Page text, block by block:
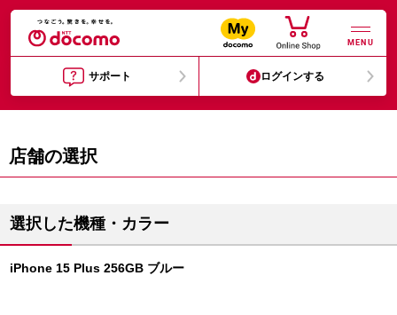
MENU
サポート ログインする
店舗の選択
選択した機種・カラー
iPhone 15 Plus 256GB ブルー